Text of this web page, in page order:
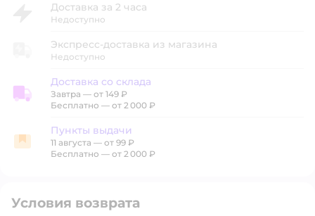
Доставка за 2 часа
Недоступно
Экспресс-доставка из магазина
Недоступно
Доставка со склада
Доставка со склада
Завтра — от 149 ₽
Бесплатно — от 2 000 ₽
Пункты выдачи
Пункты выдачи
11 августа — от 99 ₽
Бесплатно — от 2 000 ₽
Условия возврата